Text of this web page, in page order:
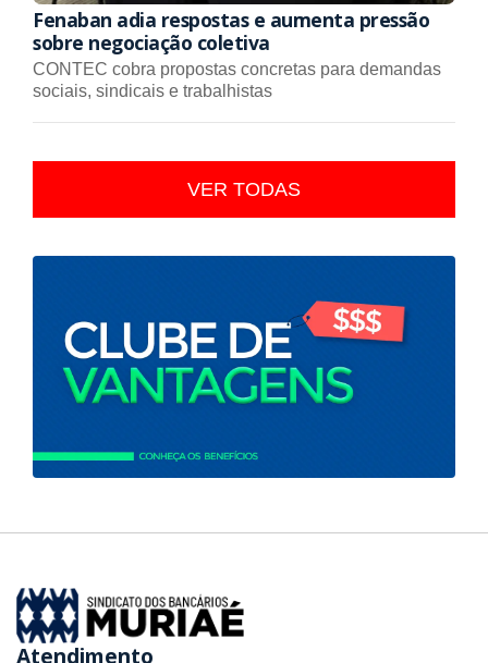
Fenaban adia respostas e aumenta pressão
sobre negociação coletiva
CONTEC cobra propostas concretas para demandas
sociais, sindicais e trabalhistas
VER TODAS
Atendimento